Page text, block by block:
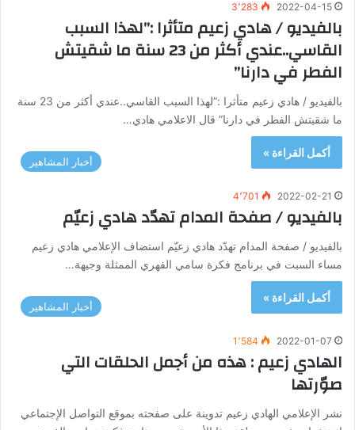
2022-04-15 3٬283
بالفيديو / هادي زعيم متأثرا :”لهذا السبب
القاسي..عندي أكثر من 23 سنة ما شقيتش
الفطر في دارنا”
بالفيديو / هادي زعيم متأثرا :”لهذا السبب القاسي..عندي أكثر من 23 سنة
ما شقيتش الفطر في دارنا” قال الاعلامي هادي…
أكمل القراءة »
أخبار المشاهير
2022-02-21 4٬701
بالفيديو / صفحة المدام تهدّد هادي زعيّم
بالفيديو / صفحة المدام تهدّد هادي زعيّم استضاف الإعلامي هادي زعيم
مساء السبت في برنامج فكرة سامي الفهري الممثلة وجيهة…
أكمل القراءة »
أخبار المشاهير
2022-01-07 1٬584
الهادي زعيم : هذه من أجمل الحلقات التي
صوّرتها
نشر الإعلامي الهادي زعيم تدوينة على صفحته بموقع التواصل الإجتماعي